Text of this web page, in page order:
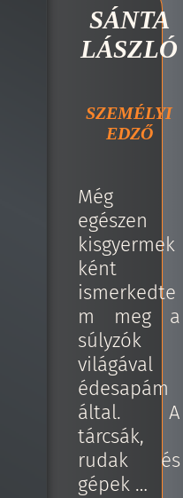
SÁNTA
LÁSZLÓ
SZEMÉLYI
EDZŐ
Még
egészen
kisgyermek
ként
ismerkedte
m meg a
súlyzók
világával
édesapám
által. A
tárcsák,
rudak és
gépek …